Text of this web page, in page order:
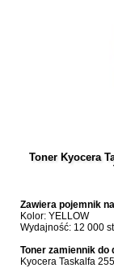
Toner Kyocera
Zawiera pojemnik
Kolor: YELLOW
Wydajność: 12 000
Toner zamiennik
Kyocera Taskalfa